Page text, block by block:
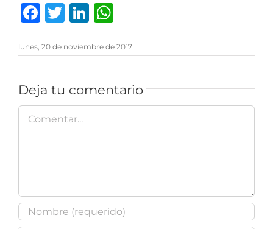
Facebook
TwitterLinkedIn
lunes, 20 de noviembre de 2017
Deja tu comentario
Comentar